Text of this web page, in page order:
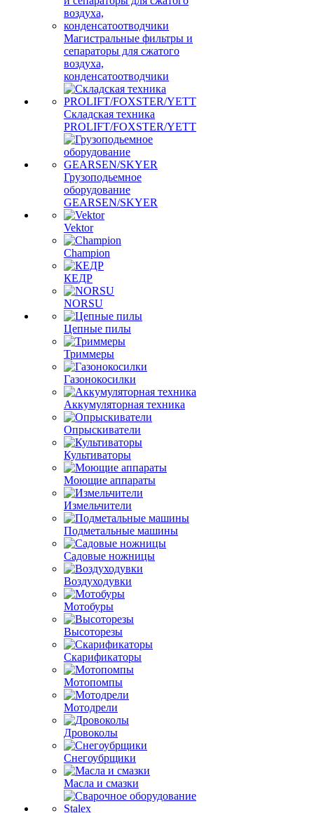
Магистральные фильтры и
сепараторы для сжатого
воздуха,
конденсатоотводчики
Складская техника
PROLIFT/FOXSTER/YETT
Грузоподьемное
оборудование
GEARSEN/SKYER
Vektor
Champion
КЕДР
NORSU
Цепные пилы
Триммеры
Газонокосилки
Аккумуляторная техника
Опрыскиватели
Культиваторы
Моющие аппараты
Измельчители
Подметальные машины
Садовые ножницы
Воздуходувки
Мотобуры
Высоторезы
Скарификаторы
Мотопомпы
Мотодрели
Дровоколы
Снегоубрщики
Масла и смазки